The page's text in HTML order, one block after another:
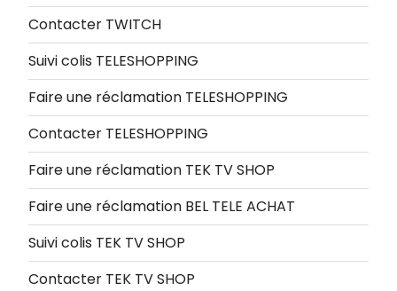
Contacter TWITCH
Suivi colis TELESHOPPING
Faire une réclamation TELESHOPPING
Contacter TELESHOPPING
Faire une réclamation TEK TV SHOP
Faire une réclamation BEL TELE ACHAT
Suivi colis TEK TV SHOP
Contacter TEK TV SHOP